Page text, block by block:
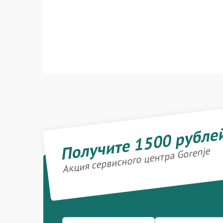
Получите 1500
Акция сервисного центра Gorenje